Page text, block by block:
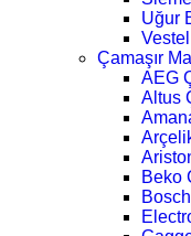
Uğur
Çamaşır
AEG
Altus
Beko